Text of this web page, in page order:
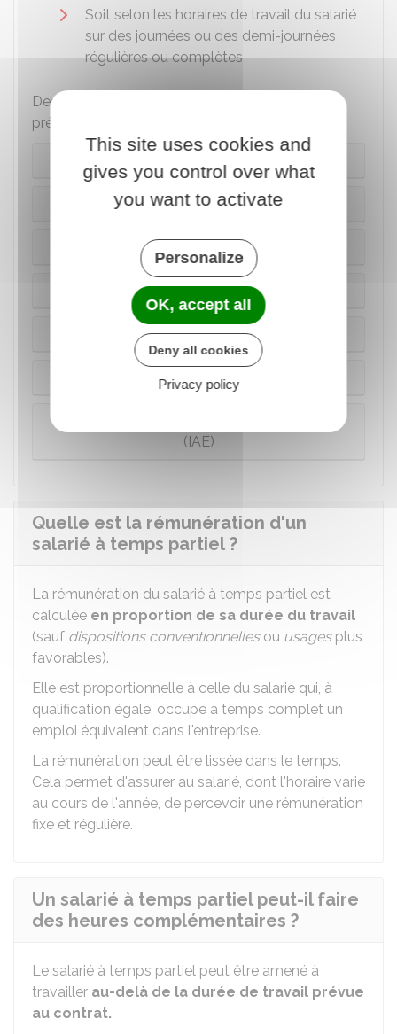
Soit selon les horaires de travail du salarié
sur des journées ou des demi-journées
régulières ou complètes
Des dérogations à cette durée minimale sont
prévues également dans les cas suivants :
CDD d'une durée maximale de 7 jours
Remplacement d'un salarié absent
Dérogation demandée par le salarié
Salarié d'un particulier employeur
Contrat d'insertion (CDDI)
(IAE)
Quelle est la rémunération d'un
salarié à temps partiel ?
La rémunération du salarié à temps partiel est
calculée en proportion de sa durée du travail
(sauf dispositions conventionnellesou usagesplus
favorables).
Elle est proportionnelle à celle du salarié qui, à
qualification égale, occupe à temps complet un
emploi équivalent dans l'entreprise.
La rémunération peut être lissée dans le temps.
Cela permet d'assurer au salarié, dont l'horaire varie
au cours de l'année, de percevoir une rémunération
fixe et régulière.
Un salarié à temps partiel peut-il faire
des heures complémentaires ?
Le salarié à temps partiel peut être amené à
travailler au-delà de la durée de travail prévue
au contrat.
This site uses cookies and
gives you control over what
you want to activate
Personalize
OK, accept all
Deny all cookies
Privacy policy